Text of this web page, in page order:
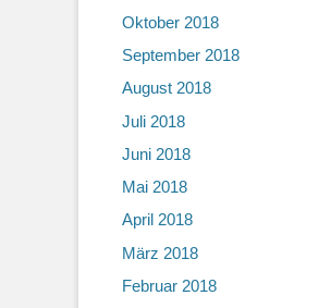
Oktober 2018
September 2018
August 2018
Juli 2018
Juni 2018
Mai 2018
April 2018
März 2018
Februar 2018